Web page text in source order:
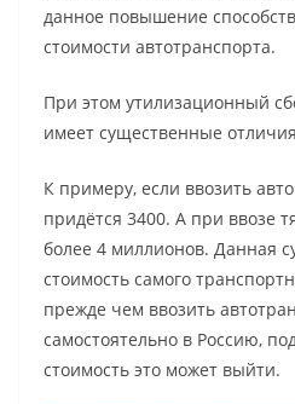
данное повышение
стоимости автотранспорта.
При этом утилизационный
имеет существенные
К примеру, если ввозить
придётся 3400. А при ввозе
более 4 миллионов. Данная
стоимость самого
прежде чем ввозить
самостоятельно в Россию,
стоимость это может выйти.